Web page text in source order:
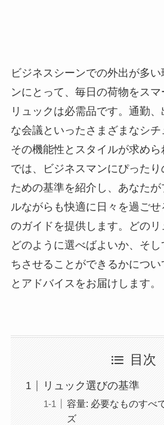
ビジネスシーンでの外出が多
ンにとって、毎日の荷物をス
リュックは必需品です。通勤
な会議といったさまざまなシチ
その機能性とスタイルが求め
では、ビジネスマンにぴった
ための基準を紹介し、あなた
ルながらも快適に日々を過ご
のガイドを提供します。どのリ
どのように選べばよいか、そ
ちさせることができるかにつ
とアドバイスをお届けします。
目次
リュック選びの基準
容量: 必要なものすべ
ズ